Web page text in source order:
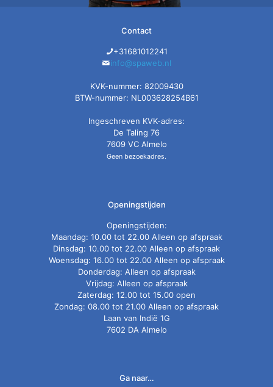
Contact
+31681012241
info@spaweb.nl
KVK-nummer: 82009430
BTW-nummer: NL003628254B61
Ingeschreven KVK-adres:
De Taling 76
7609 VC Almelo
Geen bezoekadres.
Openingstijden
Openingstijden:
Maandag: 10.00 tot 22.00 Alleen op afspraak
Dinsdag: 10.00 tot 22.00 Alleen op afspraak
Woensdag: 16.00 tot 22.00 Alleen op afspraak
Donderdag: Alleen op afspraak
Vrijdag: Alleen op afspraak
Zaterdag: 12.00 tot 15.00 open
Zondag: 08.00 tot 21.00 Alleen op afspraak
Laan van Indië 1G
7602 DA Almelo
Ga naar…